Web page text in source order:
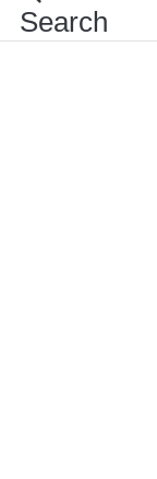
Search